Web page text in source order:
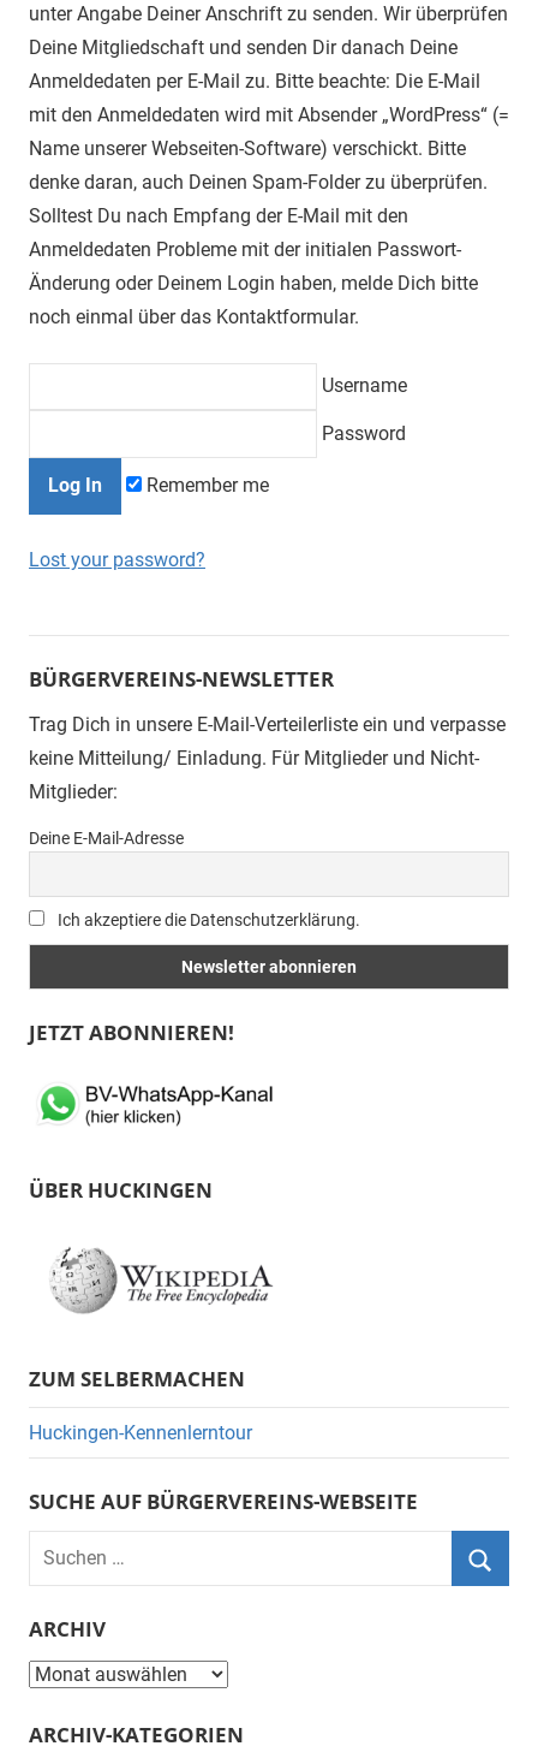
unter Angabe Deiner Anschrift zu senden. Wir überprüfen
Deine Mitgliedschaft und senden Dir danach Deine
Anmeldedaten per E-Mail zu. Bitte beachte: Die E-Mail
mit den Anmeldedaten wird mit Absender „WordPress“ (=
Name unserer Webseiten-Software) verschickt. Bitte
denke daran, auch Deinen Spam-Folder zu überprüfen.
Solltest Du nach Empfang der E-Mail mit den
Anmeldedaten Probleme mit der initialen Passwort-
Änderung oder Deinem Login haben, melde Dich bitte
noch einmal über das Kontaktformular.
Username
Password
Remember me
Lost your password?
BÜRGERVEREINS-NEWSLETTER
Trag Dich in unsere E-Mail-Verteilerliste ein und verpasse
keine Mitteilung/ Einladung. Für Mitglieder und Nicht-
Mitglieder:
Deine E-Mail-Adresse
Ich akzeptiere die Datenschutzerklärung.
JETZT ABONNIEREN!
ÜBER HUCKINGEN
ZUM SELBERMACHEN
Huckingen-Kennenlerntour
SUCHE AUF BÜRGERVEREINS-WEBSEITE
Suchen
ARCHIV
Archiv
ARCHIV-KATEGORIEN